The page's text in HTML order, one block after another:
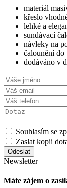
materiál
křeslo
lehké a
sundávací
návleky na
čalounění do
dodáváno v
Souhlasím se
Zaslat kopii
Newsletter
Máte zájem o